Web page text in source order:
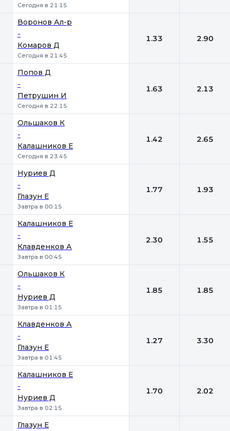
Сегодня в 21:15
Воронов Ал-р
-
Комаров Д
Сегодня в 21:45
1.33 2.90
Попов Д
-
Петрушин И
Сегодня в 22:15
1.63 2.13
Ольшаков К
-
Калашников Е
Сегодня в 23:45
1.42 2.65
Нуриев Д
-
Глазун Е
Завтра в 00:15
1.77 1.93
Калашников Е
-
Клавденков А
Завтра в 00:45
2.30 1.55
Ольшаков К
-
Нуриев Д
Завтра в 01:15
1.85 1.85
Клавденков А
-
Глазун Е
Завтра в 01:45
1.27 3.30
Калашников Е
-
Нуриев Д
Завтра в 02:15
1.70 2.02
Глазун Е